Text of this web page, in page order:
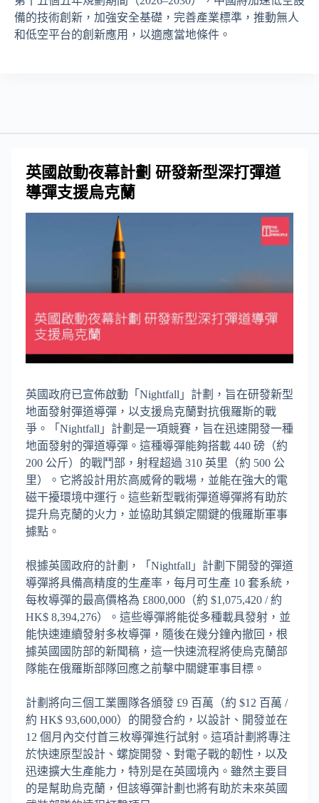
備的技術創新，加強安全基礎，完善產業標準，推動無人
和低空平台的創新應用，以適應當地條件。
英國啟動夜幕計劃 研發新型深打彈道
導彈支援烏克蘭
英國政府已宣佈啟動「Nightfall」計劃，旨在研發新型
地面發射彈道導彈，以支援烏克蘭對抗俄羅斯的戰
爭。「Nightfall」計劃是一項競賽，旨在迅速開發一種
地面發射的彈道導彈。這種導彈能夠搭載 440 磅（約
200 公斤）的戰鬥部，射程超過 310 英里（約 500 公
里）。它將設計用於高威脅的戰場，並能在強大的電
磁干擾環境中運行。這些新型戰術彈道導彈將有助於
提升烏克蘭的火力，並協助其鎖定關鍵的俄羅斯軍事
據點。
根據英國政府的計劃，「Nightfall」計劃下開發的彈道
導彈將具備高精度的生產率，每月可生產 10 套系統，
每枚導彈的最高價格為 £800,000（約 $1,075,420 / 約
HK$ 8,394,276）。這些導彈將能從多種載具發射，並
能快速連續發射多枚導彈，隨後在幾分鐘內撤回，根
據英國國防部的新聞稿，這一快速流程將使烏克蘭部
隊能在俄羅斯部隊回應之前擊中關鍵軍事目標。
計劃將向三個工業團隊各頒發 £9 百萬（約 $12 百萬 /
約 HK$ 93,600,000）的開發合約，以設計、開發並在
12 個月內交付首三枚導彈進行試射。這項計劃將專注
於快速原型設計、螺旋開發、對電子戰的韌性，以及
迅速擴大生產能力，特別是在英國境內。雖然主要目
的是幫助烏克蘭，但該導彈計劃也將有助於未來英國